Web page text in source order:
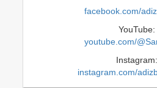
facebook.com/
YouTube:
youtube.com/
Instagram:
instagram.com/